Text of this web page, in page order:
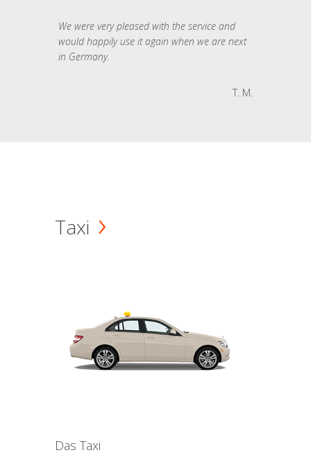
We were very pleased with the service and
would happily use it again when we are next
in Germany.
T. M.
Taxi
Das Taxi